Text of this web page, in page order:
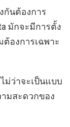
กันต้องการ
มักจะมีการตั้ง
องการเฉพาะ
ม่ว่าจะเป็นแบบ
มสะดวกของ